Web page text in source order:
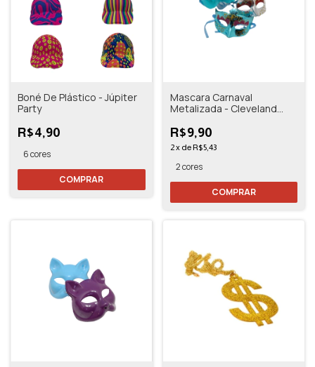
Boné De Plástico - Júpiter
Party
R$4,90
6 cores
COMPRAR
Mascara Carnaval
Metalizada - Cleveland
R$9,90
2x de R$5,43
2 cores
COMPRAR